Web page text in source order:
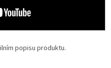
popisu produktu.